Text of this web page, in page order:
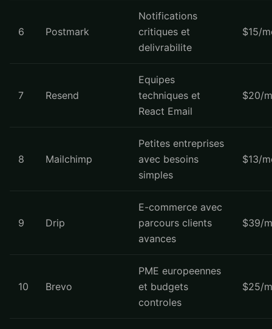
6 Postmark
Notifications
critiques et
delivrabilite
$15/
7 Resend
Equipes
techniques et
React Email
$20/
8 Mailchimp
Petites entreprises
avec besoins
simples
$13/
9 Drip
E-commerce avec
parcours clients
avances
$39/
10 Brevo
PME europeennes
et budgets
controles
$25/